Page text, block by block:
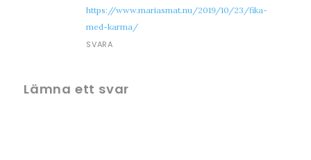
https://www.mariasmat.nu/2019/10/23/fika-
med-karma/
SVARA
Lämna ett svar